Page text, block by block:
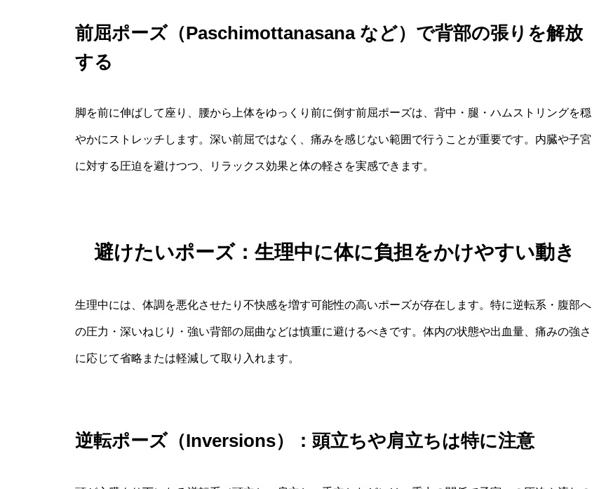
前屈ポーズ（Paschimottanasana など）で背部の張りを解放
する
脚を前に伸ばして座り、腰から上体をゆっくり前に倒す前屈ポーズは、背中・腿・ハムストリングを穏
やかにストレッチします。深い前屈ではなく、痛みを感じない範囲で行うことが重要です。内臓や子宮
に対する圧迫を避けつつ、リラックス効果と体の軽さを実感できます。
避けたいポーズ：生理中に体に負担をかけやすい動き
生理中には、体調を悪化させたり不快感を増す可能性の高いポーズが存在します。特に逆転系・腹部へ
の圧力・深いねじり・強い背部の屈曲などは慎重に避けるべきです。体内の状態や出血量、痛みの強さ
に応じて省略または軽減して取り入れます。
逆転ポーズ（Inversions）：頭立ちや肩立ちは特に注意